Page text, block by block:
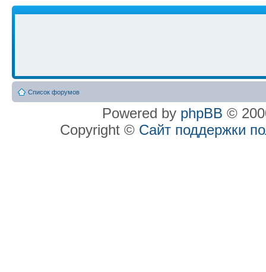
Список форумов
Powered by phpBB ©
Copyright © Сайт поддержки